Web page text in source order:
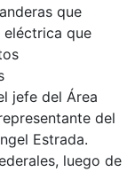
que
que
jefe del Área
del
Estrada.
luego de